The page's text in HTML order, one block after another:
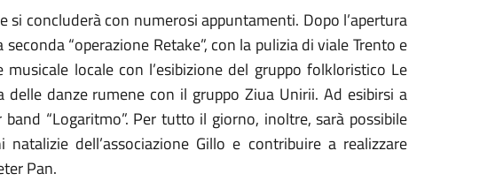
si concluderà con numerosi appuntamenti. Dopo l’apertura
“operazione Retake”, con la pulizia di viale Trento e
locale con l’esibizione del gruppo folkloristico Le
delle danze rumene con il gruppo Ziua Unirii. Ad esibirsi a
“Logaritmo”. Per tutto il giorno, inoltre, sarà possibile
dell’associazione Gillo e contribuire a realizzare
Pan.